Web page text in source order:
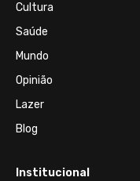
Cultura
Saúde
Mundo
Opinião
Lazer
Blog
Institucional